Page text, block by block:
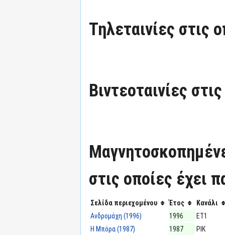
Τηλεταινίες στις
Βιντεοταινίες
στις οποίες έχει
Σελίδα περιεχομένου Έτος
Κανάλι
Ανδρομάχη (1996)
1996
ΕΤ1
Η Μπόρα (1987)
1987
ΡΙΚ